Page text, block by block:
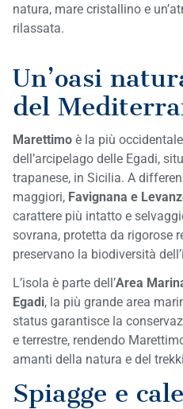
natura, mare cristallino e
rilassata.
Un’oasi
del
Marettimo è la più
dell’arcipelago delle Egadi,
trapanese, in Sicilia. A
maggiori, Favignana e
carattere più intatto e
sovrana, protetta da rigorose
preservano la biodiversità
L’isola è parte dell’Area
Egadi, la più grande area
status garantisce la
e terrestre, rendendo
amanti della natura e del
Spiagge e